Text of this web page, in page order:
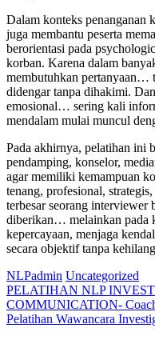
Dalam konteks penanganan
juga membantu peserta
berorientasi pada
korban. Karena dalam
membutuhkan pertanyaan…
didengar tanpa dihakimi.
emosional… sering kali
mendalam mulai muncul
Pada akhirnya, pelatihan ini
pendamping, konselor,
agar memiliki kemampuan
tenang, profesional,
terbesar seorang interviewer
diberikan… melainkan pada
kepercayaan, menjaga
secara objektif tanpa
NLPadmin Uncategorized
PELATIHAN NLP
COMMUNICATION-
Pelatihan Wawancara